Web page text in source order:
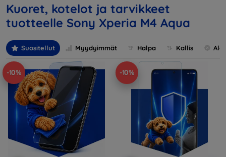
Kuoret, kotelot ja tarvikkeet
tuotteelle Sony Xperia M4 Aqua
Suositellut Myydyimmät Halpa Kallis
-10% -10%